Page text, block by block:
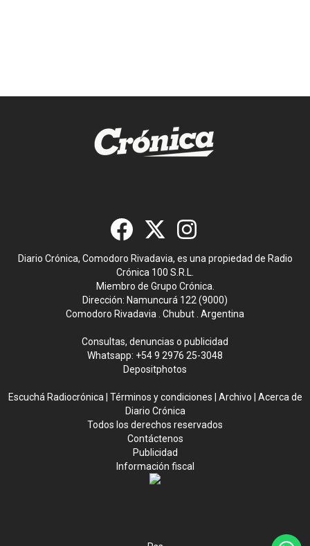
Diario Crónica, Comodoro Rivadavia, es una propiedad de Radio
Crónica 100 S.R.L.
Miembro de Grupo Crónica.
Dirección: Namuncurá 122 (9000)
Comodoro Rivadavia . Chubut . Argentina
Consultas, denuncias o publicidad
Whatsapp: +54 9 2976 25-3048
Depositphotos
Escuchá Radiocrónica Términos y condiciones Archivo
Acerca de
Diario Crónica
Todos los derechos reservados
Contáctenos
Publicidad
Información fiscal